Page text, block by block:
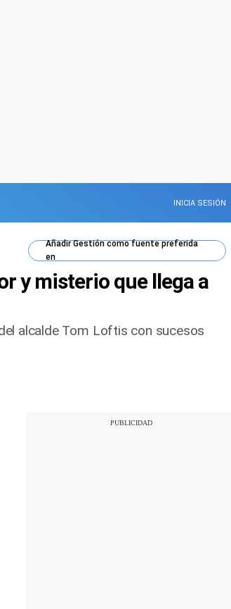
INICIA SESIÓN
AñadirGestióncomo fuente preferida
en
y misterio que llega a
alcalde Tom Loftis con sucesos